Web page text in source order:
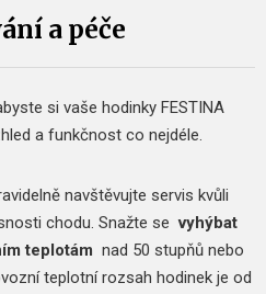
a péče
si vaše hodinky FESTINA
a funkčnost co nejdéle.
navštěvujte servis kvůli
chodu. Snažte sevyhýbat
teplotám nad 50 stupňů nebo
teplotní rozsah hodinek je od